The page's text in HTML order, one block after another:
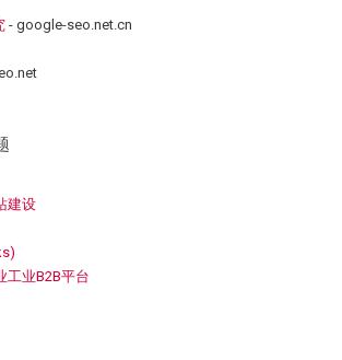
- google-seo.net.cn
建设
工业B2B平台